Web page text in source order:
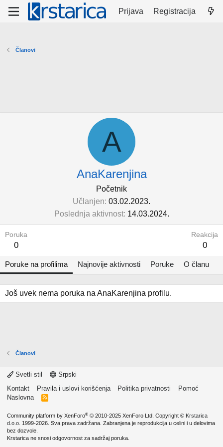
Prijava Registracija
Članovi
A
AnaKarenjina
Početnik
Učlanjen 03.02.2023.
Poslednja aktivnost 14.03.2024.
Poruka
0
Reakcija
0
Poruke na profilima Najnovije aktivnosti Poruke O članu
Još uvek nema poruka na AnaKarenjina profilu.
Članovi
Svetli stil
Srpski
Kontakt
Pravila i uslovi korišćenja Politika privatnosti
Pomoć
Naslovna
R
Community platform by XenForo® © 2010-2025 XenForo Ltd. Copyright © Krstarica
d.o.o. 1999-2026. Sva prava zadržana. Zabranjena je reprodukcija u celini i u delovima
bez dozvole.
Krstarica ne snosi odgovornost za sadržaj poruka.